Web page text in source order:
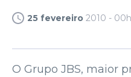
25 fevereiro 2010 -
O Grupo JBS, maior